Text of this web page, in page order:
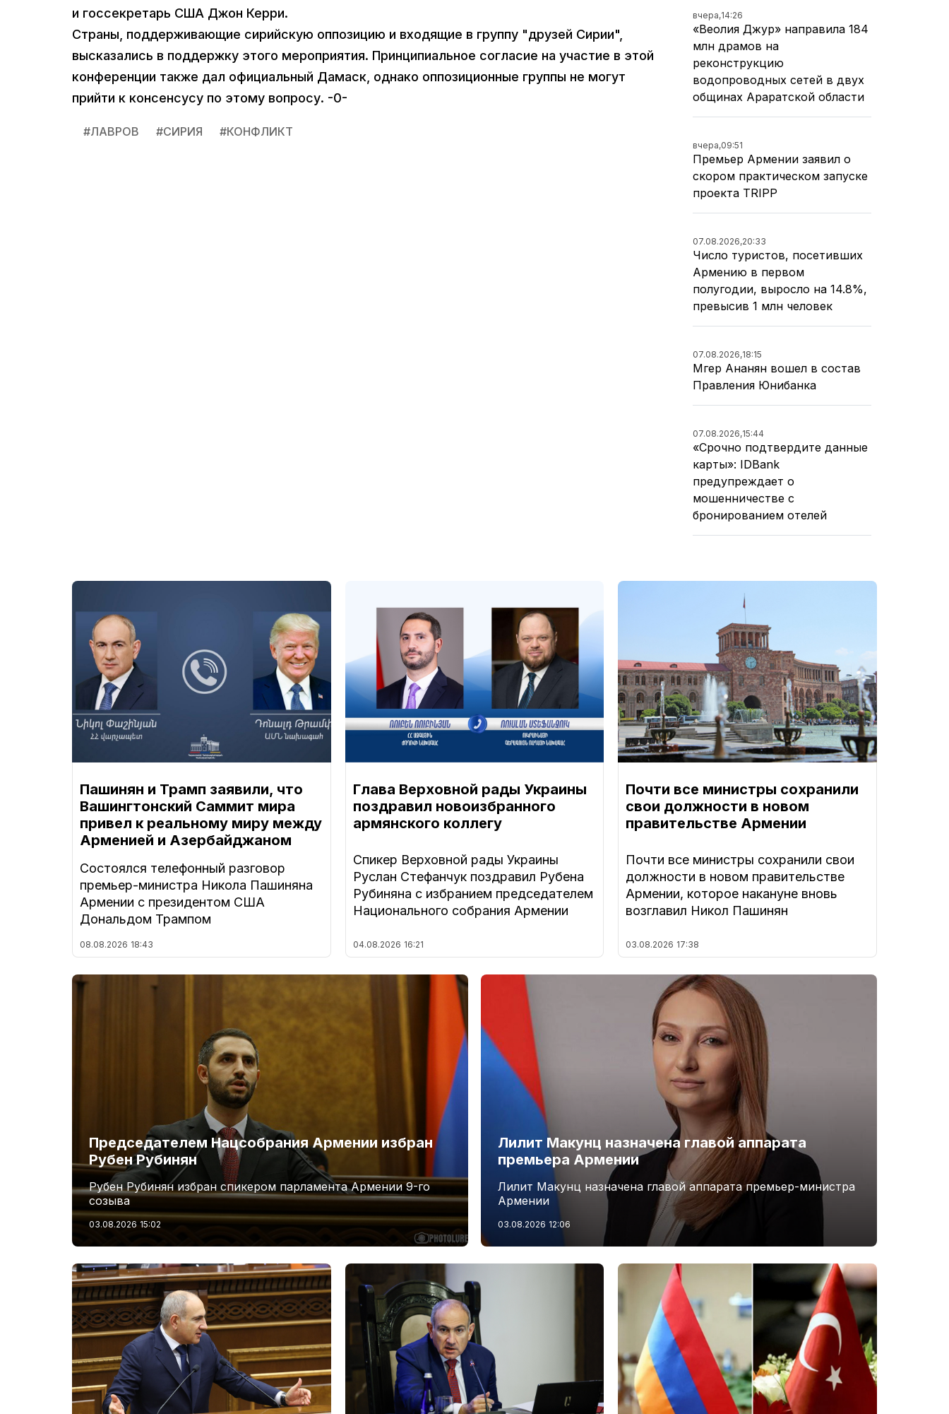
и госсекретарь США Джон Керри.
Страны, поддерживающие сирийскую оппозицию и входящие в группу "друзей Сирии",
высказались в поддержку этого мероприятия. Принципиальное согласие на участие в этой
конференции также дал официальный Дамаск, однако оппозиционные группы не могут
прийти к консенсусу по этому вопросу. -0-
#ЛАВРОВ #СИРИЯ #КОНФЛИКТ
вчера,14:26
«Веолия Джур» направила 184
млн драмов на
реконструкцию
водопроводных сетей в двух
общинах Араратской области
вчера,09:51
Премьер Армении заявил о
скором практическом запуске
проекта TRIPP
07.08.2026,20:33
Число туристов, посетивших
Армению в первом
полугодии, выросло на 14.8%,
превысив 1 млн человек
07.08.2026,18:15
Мгер Ананян вошел в состав
Правления Юнибанка
07.08.2026,15:44
«Срочно подтвердите данные
карты»: IDBank
предупреждает о
мошенничестве с
бронированием отелей
Пашинян и Трамп заявили, что
Вашингтонский Саммит мира
привел к реальному миру между
Арменией и Азербайджаном
Состоялся телефонный разговор
премьер-министра Никола Пашиняна
Армении с президентом США
Дональдом Трампом
08.08.2026 18:43
Глава Верховной рады Украины
поздравил новоизбранного
армянского коллегу
Спикер Верховной рады Украины
Руслан Стефанчук поздравил Рубена
Рубиняна с избранием председателем
Национального собрания Армении
04.08.2026 16:21
Почти все министры сохранили
свои должности в новом
правительстве Армении
Почти все министры сохранили свои
должности в новом правительстве
Армении, которое накануне вновь
возглавил Никол Пашинян
03.08.2026 17:38
Председателем Нацсобрания Армении избран
Рубен Рубинян
Рубен Рубинян избран спикером парламента Армении 9-го
созыва
03.08.2026 15:02
Лилит Макунц назначена главой аппарата
премьера Армении
Лилит Макунц назначена главой аппарата премьер-министра
Армении
03.08.2026 12:06